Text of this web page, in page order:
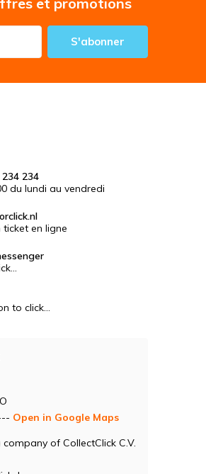
S'abonner
234
du lundi au vendredi
en ligne
to click...
Open in Google Maps
of CollectClick C.V.